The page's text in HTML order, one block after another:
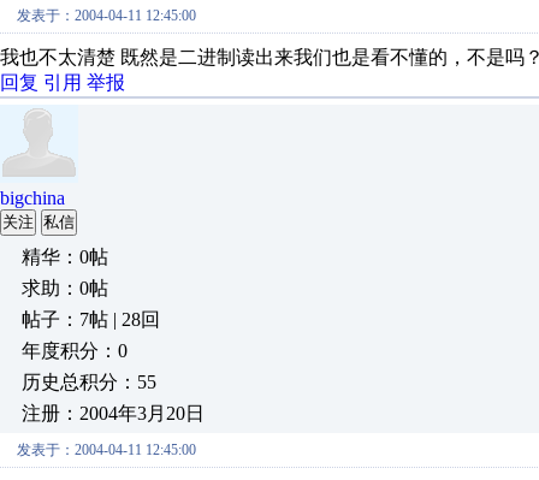
发表于：2004-04-11 12:45:00
我也不太清楚 既然是二进制读出来我们也是看不懂的，不是吗
回复 引用 举报
bigchina
关注 私信
精华：0帖
求助：0帖
帖子：7帖 | 28回
年度积分：0
历史总积分：55
注册：2004年3月20日
发表于：2004-04-11 12:45:00